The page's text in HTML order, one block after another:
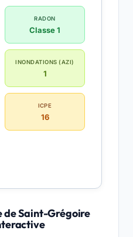
RADON
Classe 1
INONDATIONS (AZI)
1
ICPE
16
de Saint-Grégoire